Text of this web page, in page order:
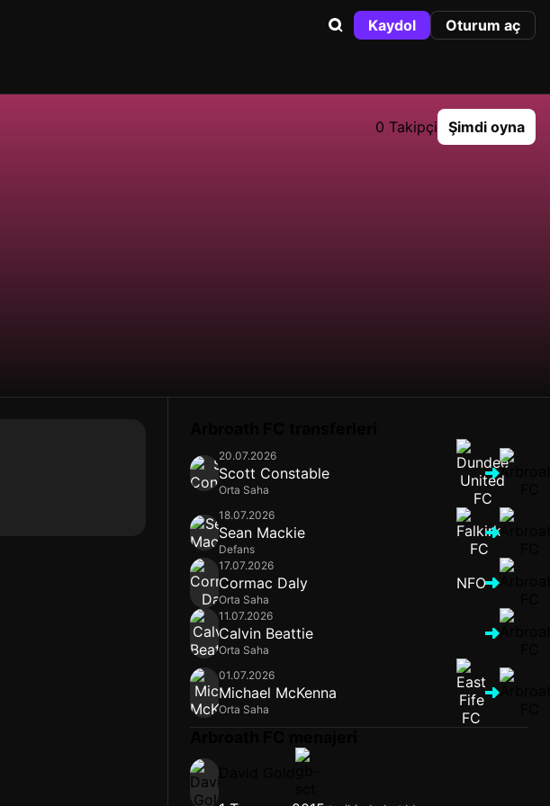
Kaydol Oturum aç
0 Takipçi Şimdi oyna
20.07.2026
Scott Constable
Orta Saha
18.07.2026
Sean Mackie
Defans
17.07.2026
Cormac Daly
Orta Saha
NFO
11.07.2026
Calvin Beattie
Orta Saha
01.07.2026
Michael McKenna
Orta Saha